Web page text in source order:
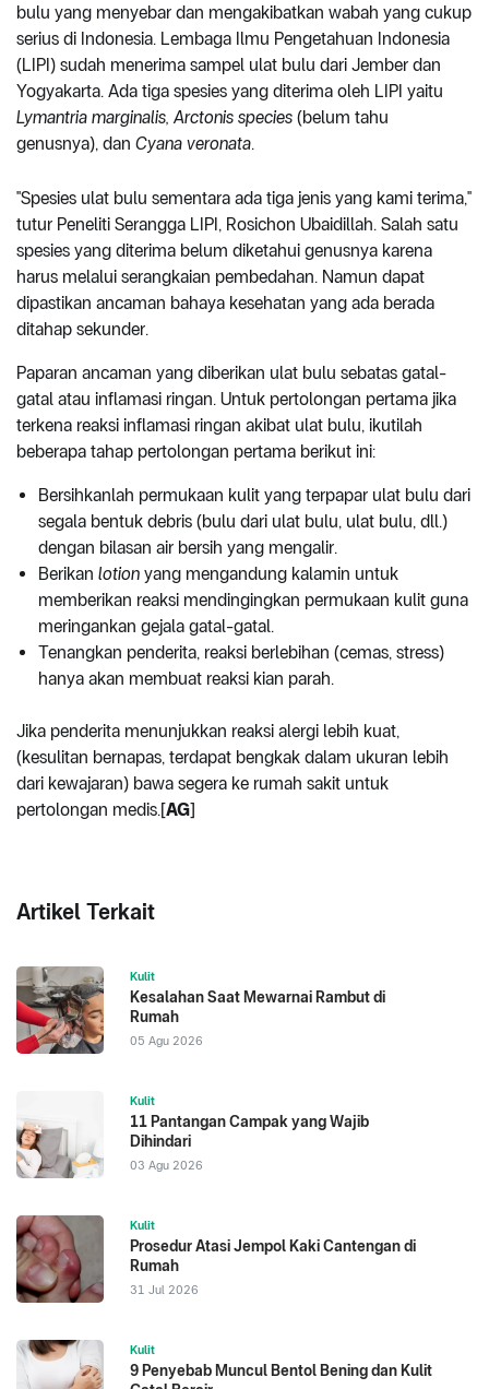
bulu yang menyebar dan mengakibatkan wabah yang cukup
serius di Indonesia. Lembaga Ilmu Pengetahuan Indonesia
(LIPI) sudah menerima sampel ulat bulu dari Jember dan
Yogyakarta. Ada tiga spesies yang diterima oleh LIPI yaitu
Lymantria marginalis, Arctonis species (belum tahu
genusnya), dan Cyana veronata.
''Spesies ulat bulu sementara ada tiga jenis yang kami terima,''
tutur Peneliti Serangga LIPI, Rosichon Ubaidillah. Salah satu
spesies yang diterima belum diketahui genusnya karena
harus melalui serangkaian pembedahan. Namun dapat
dipastikan ancaman bahaya kesehatan yang ada berada
ditahap sekunder.
Paparan ancaman yang diberikan ulat bulu sebatas gatal-
gatal atau inflamasi ringan. Untuk pertolongan pertama jika
terkena reaksi inflamasi ringan akibat ulat bulu, ikutilah
beberapa tahap pertolongan pertama berikut ini:
Bersihkanlah permukaan kulit yang terpapar ulat bulu dari
segala bentuk debris (bulu dari ulat bulu, ulat bulu, dll.)
dengan bilasan air bersih yang mengalir.
Berikan lotion yang mengandung kalamin untuk
memberikan reaksi mendingingkan permukaan kulit guna
meringankan gejala gatal-gatal.
Tenangkan penderita, reaksi berlebihan (cemas, stress)
hanya akan membuat reaksi kian parah.
Jika penderita menunjukkan reaksi alergi lebih kuat,
(kesulitan bernapas, terdapat bengkak dalam ukuran lebih
dari kewajaran) bawa segera ke rumah sakit untuk
pertolongan medis.[AG]
Artikel Terkait
Kulit
Kesalahan Saat Mewarnai Rambut di
Rumah
05 Agu 2026
Kulit
11 Pantangan Campak yang Wajib
Dihindari
03 Agu 2026
Kulit
Prosedur Atasi Jempol Kaki Cantengan di
Rumah
31 Jul 2026
Kulit
9 Penyebab Muncul Bentol Bening dan Kulit